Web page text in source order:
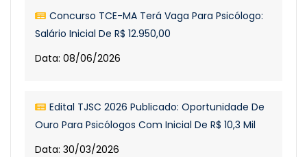
Concurso TCE-MA Terá Vaga Para Psicólogo:
Salário Inicial De R$ 12.950,00
Data: 08/06/2026
Edital TJSC 2026 Publicado: Oportunidade De
Ouro Para Psicólogos Com Inicial De R$ 10,3 Mil
Data: 30/03/2026